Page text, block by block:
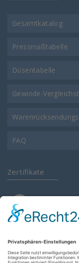
Gesamtkatalog
Pressmaßtabelle
Düsentabelle
Gewinde-
FAQ
Zertifikate